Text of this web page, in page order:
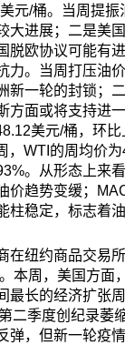
元/桶。当周提
大进展；二是美
脱欧协议可能有
力。当周打压油
新一轮的封锁；
方面或将支持进
美元/桶，环
，WTI的周均价
。从形态上来
价趋势变缓；
柱稳定，标志着
在纽约商品交易
本周，美国方面
最长的经济扩张
二季度创纪录萎
弹，但新一轮疫